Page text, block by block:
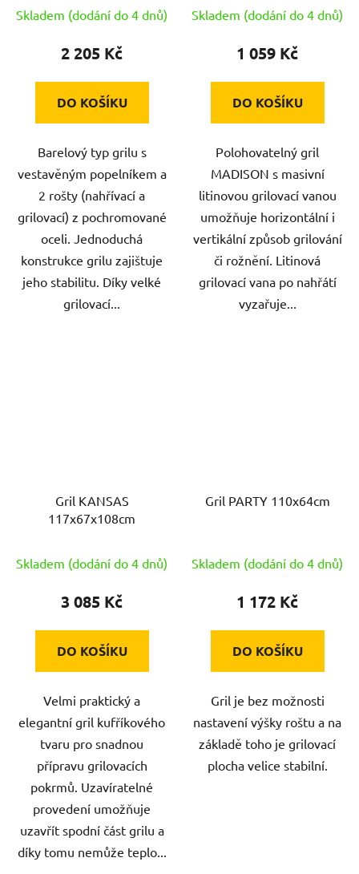
Skladem (dodání do 4 dnů)
2 205 Kč
DO KOŠÍKU
Barelový typ grilu s
vestavěným popelníkem a
2 rošty (nahřívací a
grilovací) z pochromované
oceli. Jednoduchá
konstrukce grilu zajištuje
jeho stabilitu. Díky velké
grilovací...
Skladem (dodání do 4 dnů)
1 059 Kč
DO KOŠÍKU
Polohovatelný gril
MADISON s masivní
litinovou grilovací vanou
umožňuje horizontální i
vertikální způsob grilování
či rožnění. Litinová
grilovací vana po nahřátí
vyzařuje...
Gril KANSAS
117x67x108cm
Skladem (dodání do 4 dnů)
3 085 Kč
DO KOŠÍKU
Velmi praktický a
elegantní gril kufříkového
tvaru pro snadnou
přípravu grilovacích
pokrmů. Uzavíratelné
provedení umožňuje
uzavřít spodní část grilu a
díky tomu nemůže teplo...
Gril PARTY 110x64cm
Skladem (dodání do 4 dnů)
1 172 Kč
DO KOŠÍKU
Gril je bez možnosti
nastavení výšky roštu a na
základě toho je grilovací
plocha velice stabilní.